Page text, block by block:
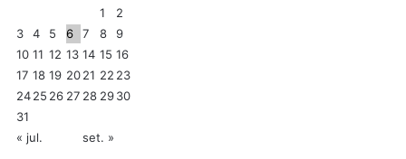
1
2
3
4 5 6 7 8
9
10 11 12 13 14 15 16
17 18 19 2021 22 23
2425 26 27 28 2930
31
« jul.
set. »